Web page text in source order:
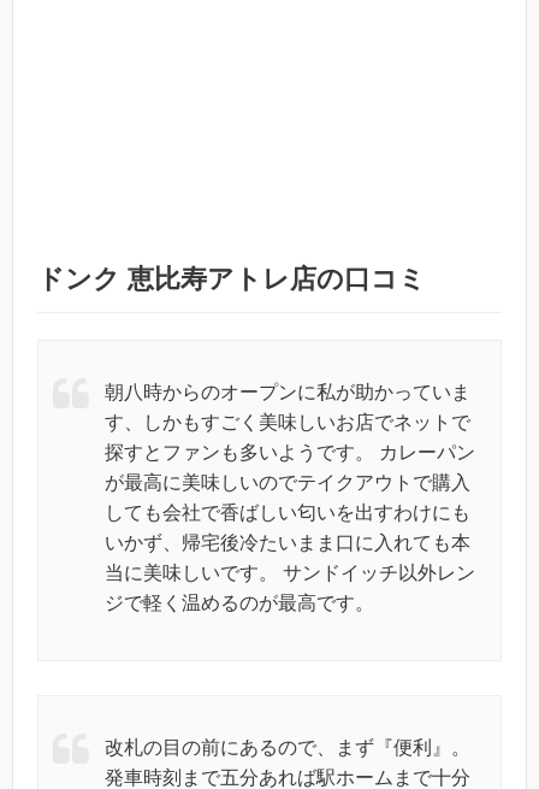
ドンク 恵比寿アトレ店の口コミ
朝八時からのオープンに私が助かっていま
す、しかもすごく美味しいお店でネットで
探すとファンも多いようです。 カレーパン
が最高に美味しいのでテイクアウトで購入
しても会社で香ばしい匂いを出すわけにも
いかず、帰宅後冷たいまま口に入れても本
当に美味しいです。 サンドイッチ以外レン
ジで軽く温めるのが最高です。
改札の目の前にあるので、まず『便利』。
発車時刻まで五分あれば駅ホームまで十分